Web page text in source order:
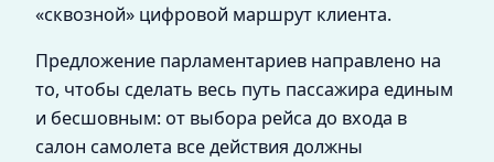
«сквозной» цифровой маршрут клиента.
Предложение парламентариев направлено на
то, чтобы сделать весь путь пассажира единым
и бесшовным: от выбора рейса до входа в
салон самолета все действия должны